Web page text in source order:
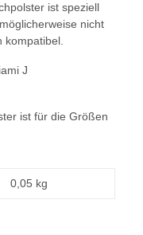
ist speziell
nicht
J
ist für die Größen
0,05 kg